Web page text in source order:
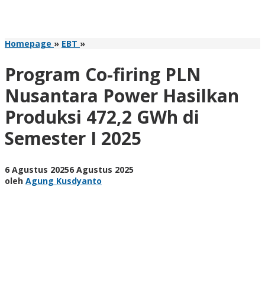
Homepage » EBT »Program
firing
PLN
Nusantara
Power
Hasilkan
Produksi
472,2
GWh
Semester
I
2025
Program Co-firing PLN
Nusantara Power Hasilkan
Produksi 472,2 GWh di
Semester I 2025
6 Agustus 20256 Agustus 2025
oleh Agung Kusdyanto